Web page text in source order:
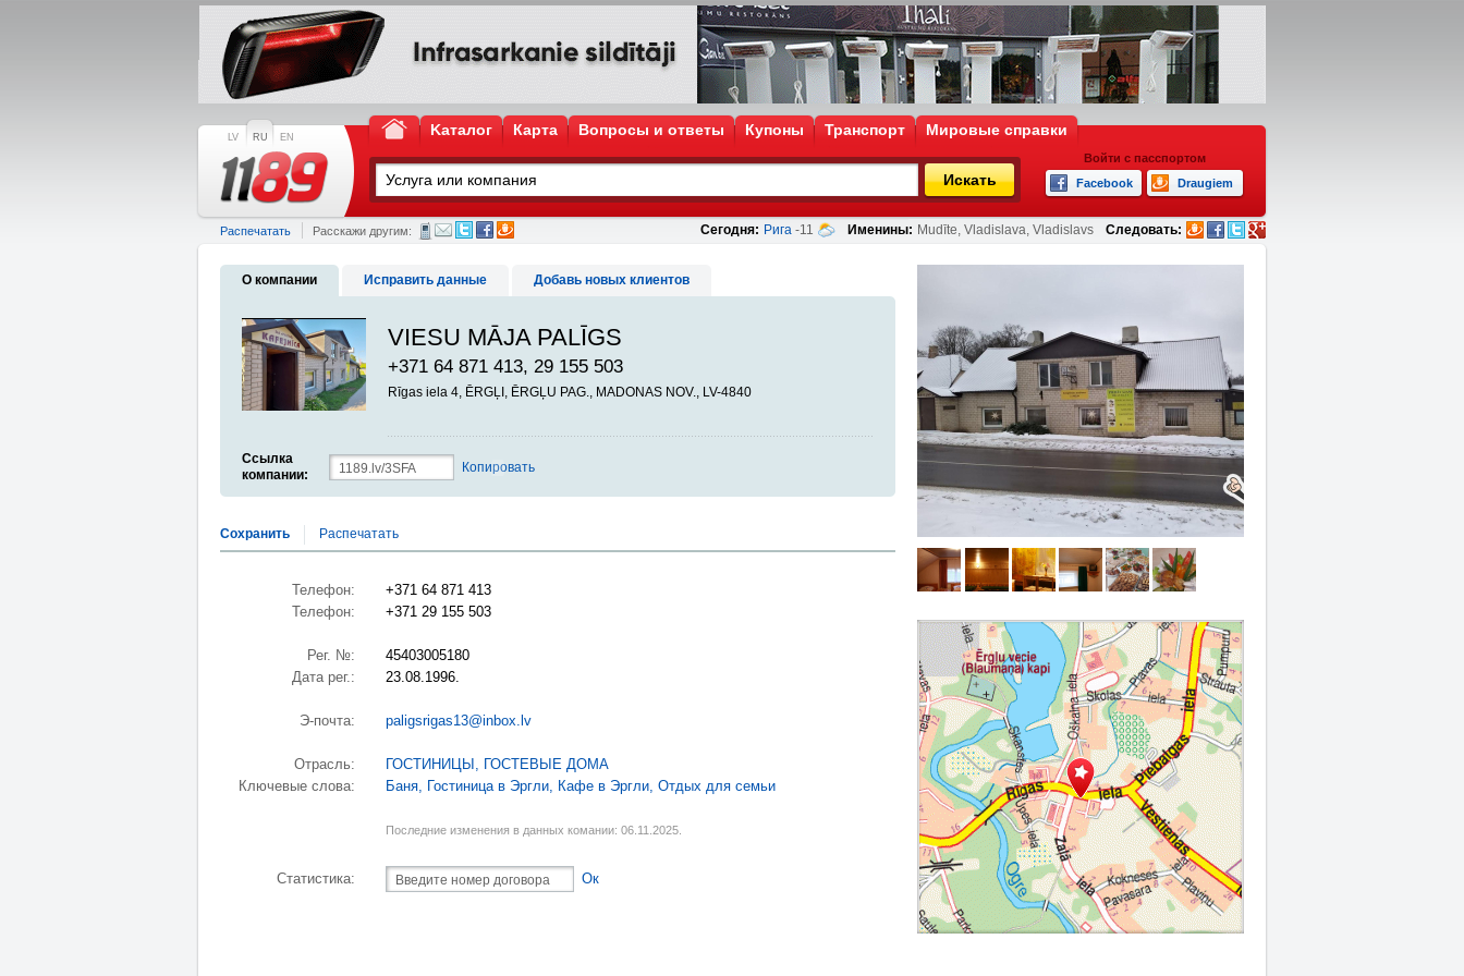
LV RU EN Kаталог Карта Вопросы и ответы Купоны Транспорт Мировые справки
Искать
Войти с пасспортом
Facebook
Draugiem
Сегодня: Рига -11 Именины: Mudīte, Vladislava, Vladislavs Следовать:
Распечатать Расскажи другим:
О компании Исправить данные Добавь новых клиентов
VIESU MĀJA PALĪGS
+371 64 871 413, 29 155 503
Rīgas iela 4, ĒRGĻI, ĒRGĻU PAG., MADONAS NOV., LV-4840
Ссылка
компании:
Копировать
Сохранить Распечатать
Телефон:
+371 64 871 413
Телефон:
+371 29 155 503
Рег. №:
45403005180
Дата рег.:
23.08.1996.
Э-почта: paligsrigas13@inbox.lv
Отрасль:
ГОСТИНИЦЫ, ГОСТЕВЫЕ ДОМА
Ключевые слова:
Баня, Гостиница в Эргли, Кафе в Эргли, Отдых для семьи
Последние изменения в данных комании: 06.11.2025.
Статистика: Ок